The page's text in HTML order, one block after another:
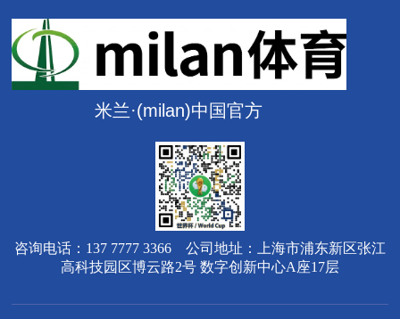
米兰·(milan)中国官方
咨询电话：137 7777 3366 公司地址：上海市浦东新区张江
高科技园区博云路2号 数字创新中心A座17层